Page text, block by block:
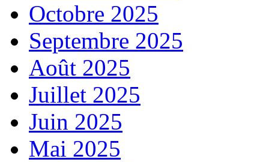
Octobre 2025
Septembre 2025
Août 2025
Juillet 2025
Juin 2025
Mai 2025